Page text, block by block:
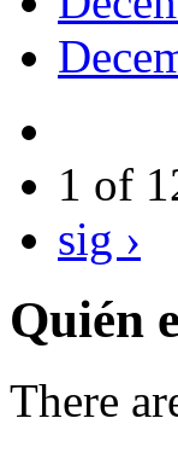
1 of
sig ›
Quién
There